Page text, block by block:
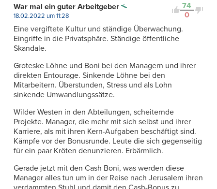
74
0
War mal ein guter Arbeitgeber
18.02.2022 um 11:28
Eine vergiftete Kultur und ständige Überwachung.
Eingriffe in die Privatsphäre. Ständige öffentliche
Skandale.
Groteske Löhne und Boni bei den Managern und ihrer
direkten Entourage. Sinkende Löhne bei den
Mitarbeitern. Überstunden, Stress und als Lohn
sinkende Umwandlungssätze.
Wilder Westen in den Abteilungen, scheiternde
Projekte. Manager, die mehr mit sich selbst und ihrer
Karriere, als mit ihren Kern-Aufgaben beschäftigt sind.
Kämpfe vor der Bonusrunde. Leute die sich gegenseitig
für ein paar Kröten denunzieren. Erbärmlich.
Gerade jetzt mit den Cash Boni, was werden diese
Manager alles tun um in der Reise nach Jerusalem ihren